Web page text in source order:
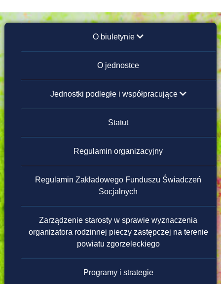
O biuletynie
Instrukcja obsługi
Redakcja strony
O jednostce
Jednostki podległe i współpracujące
Placówki Opiekuńczo-Wychowawcze
Domy Pomocy Społecznej
Powiatowe Ośrodki Wsparcia
Ośrodek Interwencji Kryzysowej
Statut
Regulamin organizacyjny
Regulamin Zakładowego Funduszu Świadczeń
Socjalnych
Zarządzenie starosty w sprawie wyznaczenia
organizatora rodzinnej pieczy zastępczej na terenie
powiatu zgorzeleckiego
Programy i strategie